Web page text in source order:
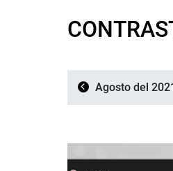
Agosto del